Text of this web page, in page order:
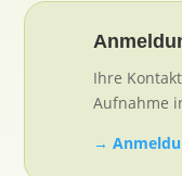
Ihre
Aufnahme
→